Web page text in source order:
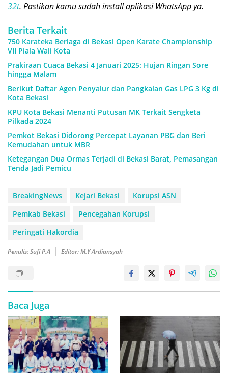
32t. Pastikan kamu sudah install aplikasi WhatsApp ya.
Berita Terkait
750 Karateka Berlaga di Bekasi Open Karate Championship
VII Piala Wali Kota
Prakiraan Cuaca Bekasi 4 Januari 2025: Hujan Ringan Sore
hingga Malam
Berikut Daftar Agen Penyalur dan Pangkalan Gas LPG 3 Kg di
Kota Bekasi
KPU Kota Bekasi Menanti Putusan MK Terkait Sengketa
Pilkada 2024
Pemkot Bekasi Didorong Percepat Layanan PBG dan Beri
Kemudahan untuk MBR
Ketegangan Dua Ormas Terjadi di Bekasi Barat, Pemasangan
Tenda Jadi Pemicu
BreakingNews Kejari Bekasi
Korupsi ASN
Pemkab Bekasi
Pencegahan Korupsi
Peringati Hakordia
Penulis: Sufi P.A Editor: M.Y Ardiansyah
Baca Juga